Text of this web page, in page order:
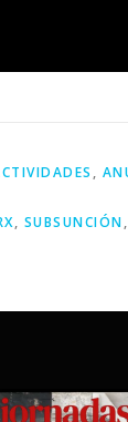
,
, SUBSUNCIÓN,